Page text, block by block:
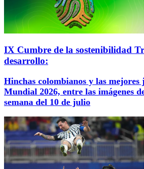
IX Cumbre de la sostenibilidad
desarrollo:
Hinchas colombianos y las mejores
Mundial 2026, entre las imágenes
semana del 10 de julio